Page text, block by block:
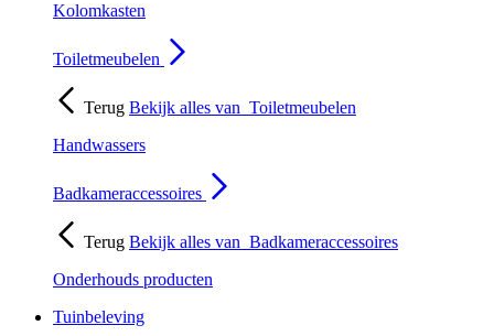
Kolomkasten
Toiletmeubelen
Terug Bekijk alles van Toiletmeubelen
Handwassers
Badkameraccessoires
Terug Bekijk alles van Badkameraccessoires
Onderhouds producten
Tuinbeleving